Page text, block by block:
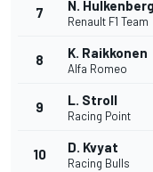
7 N. Hulkenberg
Renault F1 Team
8 K. Raikkonen
Alfa Romeo
9 L. Stroll
Racing Point
10 D. Kvyat
Racing Bulls